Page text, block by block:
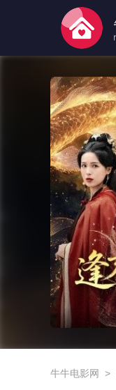
牛牛电影网 >